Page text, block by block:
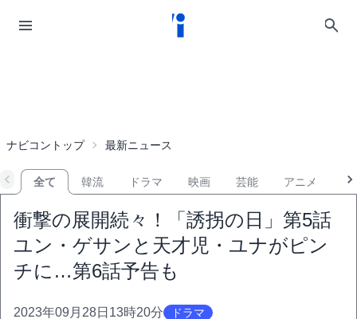
ナビコントップ 最新ニュース
全て 韓流 ドラマ 映画 芸能 アニメ
衝撃の展開続々！「誘拐の日」第5話
ユン・ゲサンと天才児・ユナがピン
チに…第6話予告も
2023年09月28日13時20分 ドラマ